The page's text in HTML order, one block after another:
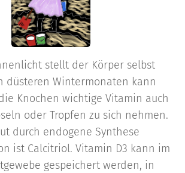
stellt der Körper selbst
düsteren Wintermonaten kann
Knochen wichtige Vitamin auch
oder Tropfen zu sich nehmen.
durch endogene Synthese
ist Calcitriol. Vitamin D3 kann im
gespeichert werden, in